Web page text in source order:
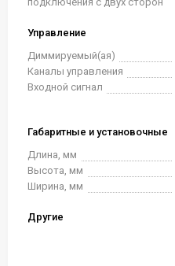
Управление
Диммируемый(ая)
Каналы управления
Входной сигнал
Габаритные и установочные
Длина, мм
Высота, мм
Ширина, мм
Другие